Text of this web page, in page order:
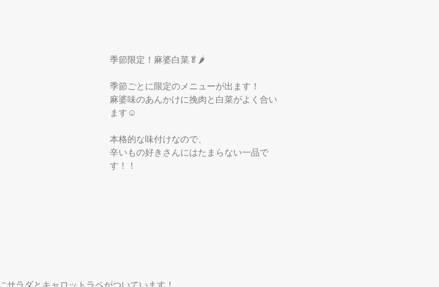
季節限定！麻婆白菜🥬🌶️
季節ごとに限定のメニューが出ます！
麻婆味のあんかけに挽肉と白菜がよく合い
ます☺️
本格的な味付けなので、
辛いもの好きさんにはたまらない一品で
す！！